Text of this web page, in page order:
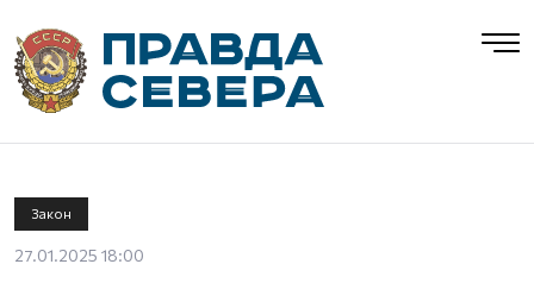
Закон
27.01.2025 18:00